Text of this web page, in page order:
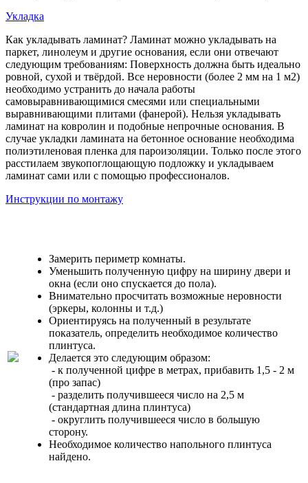
Укладка
Как укладывать ламинат? Ламинат можно укладывать на
паркет, линолеум и другие основания, если они отвечают
следующим требованиям: Поверхность должна быть идеально
ровной, сухой и твёрдой. Все неровности (более 2 мм на 1 м2)
необходимо устранить до начала работы
самовыравнивающимися смесями или специальными
выравнивающими плитами (фанерой). Нельзя укладывать
ламинат на ковролин и подобные непрочные основания. В
случае укладки ламината на бетонное основание необходима
полиэтиленовая пленка для пароизоляции. Только после этого
расстилаем звукопоглощающую подложку и укладываем
ламинат сами или с помощью профессионалов.
Инструкции по монтажу
Замерить периметр комнаты.
Уменьшить полученную цифру на ширину двери и
окна (если оно спускается до пола).
Внимательно просчитать возможные неровности
(эркеры, колонны и т.д.)
Ориентируясь на полученный в результате
показатель, определить необходимое количество
плинтуса.
Делается это следующим образом:
- к полученной цифре в метрах, прибавить 1,5 - 2 м
(про запас)
- разделить получившееся число на 2,5 м
(стандартная длина плинтуса)
- округлить получившееся число в большую
сторону.
Необходимое количество напольного плинтуса
найдено.